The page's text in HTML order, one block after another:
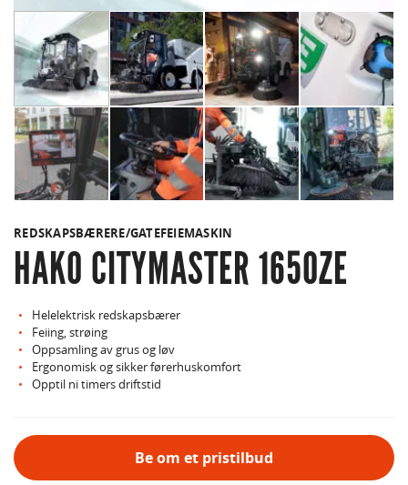
REDSKAPSBÆRERE/GATEFEIEMASKIN
HAKO CITYMASTER 1650ZE
Helelektrisk redskapsbærer
Feiing, strøing
Oppsamling av grus og løv
Ergonomisk og sikker førerhuskomfort
Opptil ni timers driftstid
Be om et pristilbud